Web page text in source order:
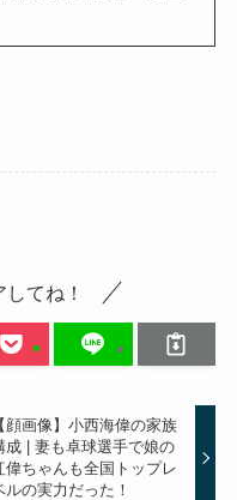
てね！
【顔画像】小西海偉の家族
成 | 妻も卓球選手で娘の
偉ちゃんも全国トップレ
ルの実力だった！